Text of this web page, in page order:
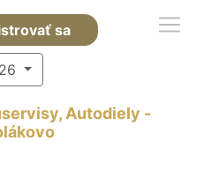
sa
Autodiely -